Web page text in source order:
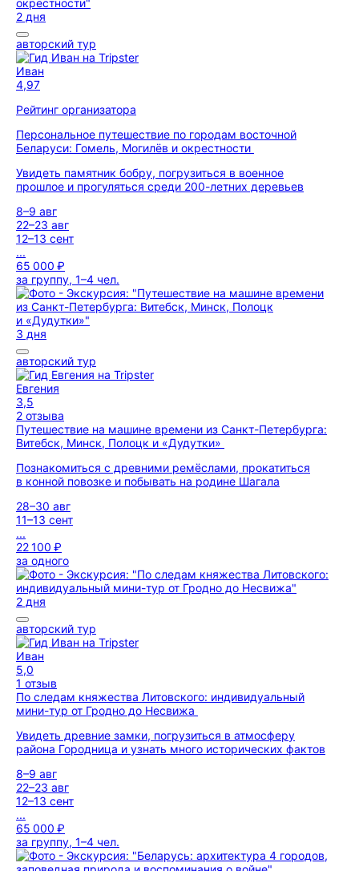
2 дня
авторский тур
Иван
4,97
Рейтинг организатора
Персональное путешествие по городам восточной
Беларуси: Гомель, Могилёв и окрестности
Увидеть памятник бобру, погрузиться в военное
прошлое и прогуляться среди 200-летних деревьев
8–9 авг
22–23 авг
12–13 сент
...
65 000 ₽
за группу, 1–4 чел.
3 дня
авторский тур
Евгения
3,5
2 отзыва
Путешествие на машине времени из Санкт-Петербурга:
Витебск, Минск, Полоцк и «Дудутки»
Познакомиться с древними ремёслами, прокатиться
в конной повозке и побывать на родине Шагала
28–30 авг
11–13 сент
...
22 100 ₽
за одного
2 дня
авторский тур
Иван
5,0
1 отзыв
По следам княжества Литовского: индивидуальный
мини-тур от Гродно до Несвижа
Увидеть древние замки, погрузиться в атмосферу
района Городница и узнать много исторических фактов
8–9 авг
22–23 авг
12–13 сент
...
65 000 ₽
за группу, 1–4 чел.